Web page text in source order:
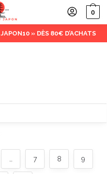
0
» DÈS 80€ D’ACHATS
7 8 9